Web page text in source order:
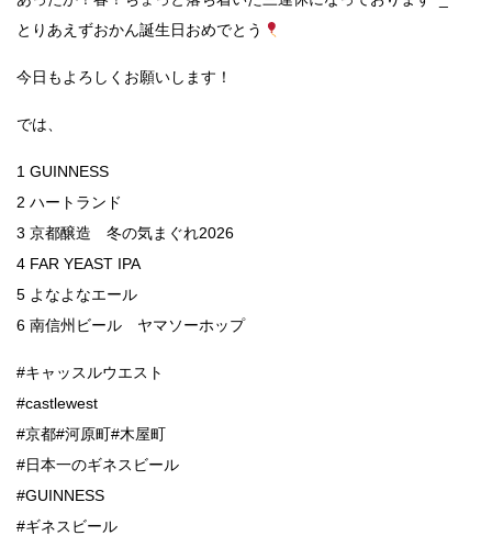
とりあえずおかん誕生日おめでとう
今日もよろしくお願いします！
では、
1 GUINNESS
2 ハートランド
3 京都醸造 冬の気まぐれ2026
4 FAR YEAST IPA
5 よなよなエール
6 南信州ビール ヤマソーホップ
#キャッスルウエスト
#castlewest
#京都#河原町#木屋町
#日本一のギネスビール
#GUINNESS
#ギネスビール